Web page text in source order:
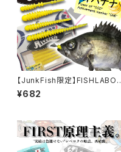
【JunkFish限定】FISHLABO×
レベロクコラボ「神バナナ」
¥682